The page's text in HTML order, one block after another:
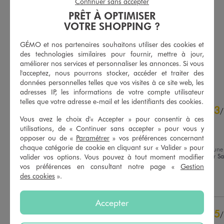
Pull en coton avec motif en maille bouclette bébé garçon - LuluCastagnette
14,99 €
5/5 de moyenne
(6 avis)
AJOUTER AU PANIER
Pantalon chino avec taille ajustable bébé garçon - LuluCastagnette
14,99 €
5/5 de moyenne
(27 avis)
AJOUTERAU PANIER
4.7
Basé sur15
avis soumis à un
contrôle
Voir tous les avis sur ce site
5
2
3/
Avis vérifié et récompensé
Magnifique
Avis du 06/06/2026 , suite à une
expérience du23/05/2026 par
A.
5/
PRÊT À OPTIMISER
VOTRE SHOPPING ?
GÉMO et nos partenaires souhaitons utiliser des cookies et
des technologies similaires pour fournir, mettre à jour,
améliorer nos services et personnaliser les annonces. Si vous
l'acceptez, nous pourrons stocker, accéder et traiter des
données personnelles telles que vos visites à ce site web, les
adresses IP, les informations de votre compte utilisateur
telles que votre adresse e-mail et les identifiants des cookies.
Vous avez le choix d'« Accepter » pour consentir à ces
utilisations, de « Continuer sans accepter » pour vous y
opposer ou de « Paramétrer » vos préférences concernant
chaque catégorie de cookie en cliquant sur « Valider » pour
valider vos options. Vous pouvez à tout moment modifier
vos préférences en consultant notre page « Gestion
des cookies ».
Accepter